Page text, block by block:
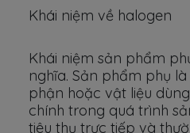
Khái niệm về halogen
Khái niệm sản phẩm
nghĩa. Sản phẩm phụ
phận hoặc vật liệu
chính trong quá trình
tiêu thụ trực tiếp và